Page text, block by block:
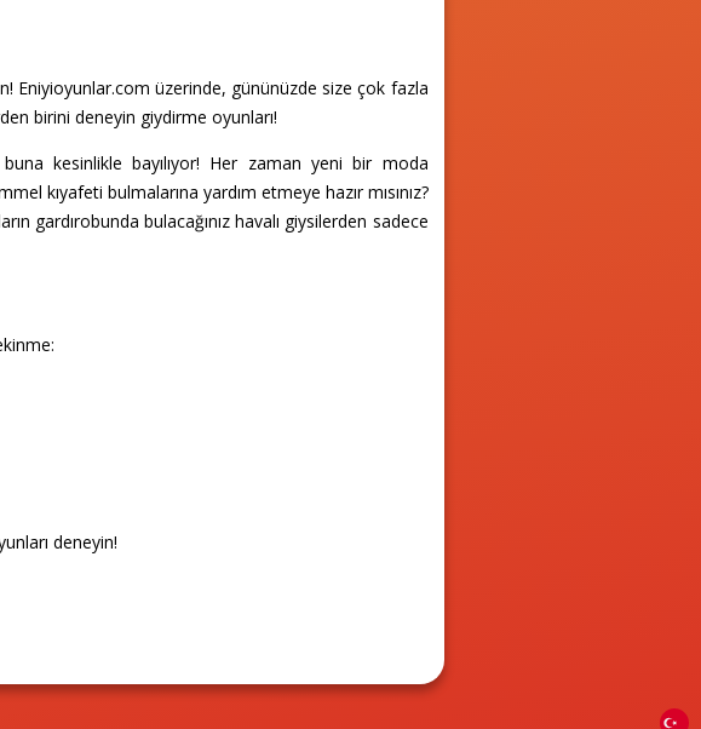
Eniyioyunlar.com üzerinde, gününüzde size çok fazla
birini deneyin giydirme oyunları!
kesinlikle bayılıyor! Her zaman yeni bir moda
kıyafeti bulmalarına yardım etmeye hazır mısınız?
gardırobunda bulacağınız havalı giysilerden sadece
deneyin!